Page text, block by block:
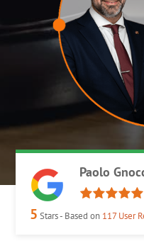
Paolo
5 Stars - Based on 117User